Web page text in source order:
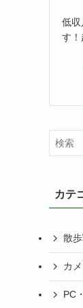
低収
す！
カテ
散
カ
PC